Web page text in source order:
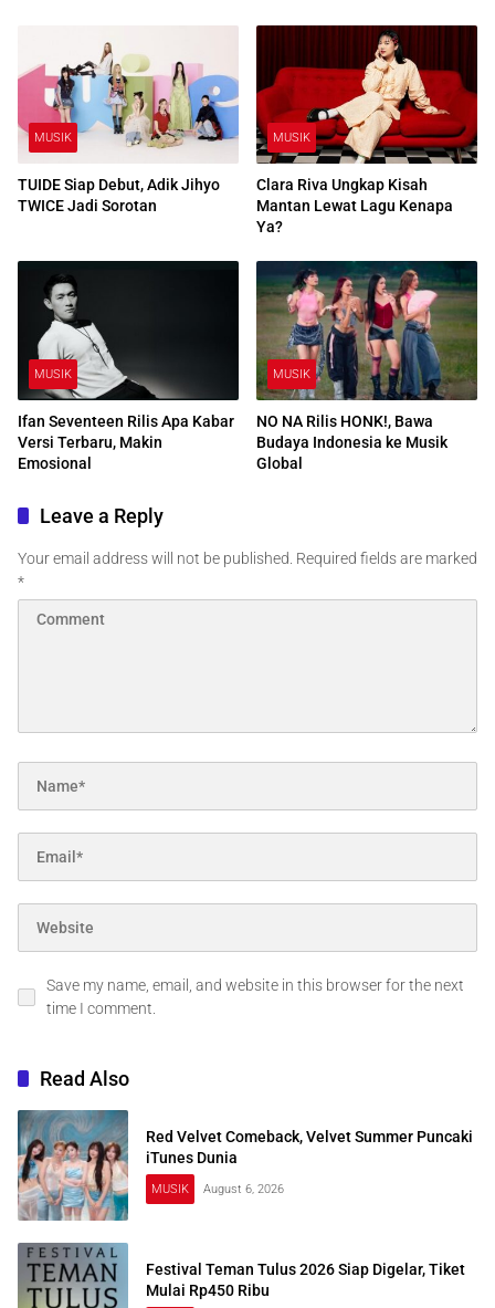
MUSIK
TUIDE Siap Debut, Adik Jihyo
TWICE Jadi Sorotan
MUSIK
Clara Riva Ungkap Kisah
Mantan Lewat Lagu Kenapa
Ya?
MUSIK
Ifan Seventeen Rilis Apa Kabar
Versi Terbaru, Makin
Emosional
MUSIK
NO NA Rilis HONK!, Bawa
Budaya Indonesia ke Musik
Global
Leave a Reply
Your email address will not be published. Required fields are marked
*
Save my name, email, and website in this browser for the next
time I comment.
Read Also
Red Velvet Comeback, Velvet Summer Puncaki
iTunes Dunia
MUSIK August 6, 2026
Festival Teman Tulus 2026 Siap Digelar, Tiket
Mulai Rp450 Ribu